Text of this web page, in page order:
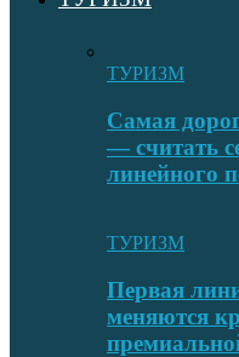
ТУРИЗМ
Самая
— считать
линейного
ТУРИЗМ
Первая
меняются